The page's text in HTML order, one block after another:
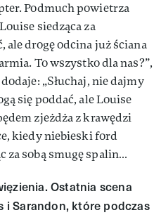
Podmuch powietrza
siedząca za
drogę odcina już ściana
To wszystko dla nas?”,
„Słuchaj, nie dajmy
się poddać, ale Louise
zjeżdża z krawędzi
kiedy niebieski ford
za sobą smugę spalin…
Ostatnia scena
i Sarandon, które podczas